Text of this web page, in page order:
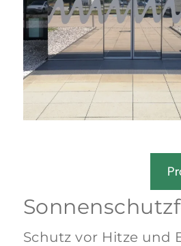
Schutz vor Hitze und